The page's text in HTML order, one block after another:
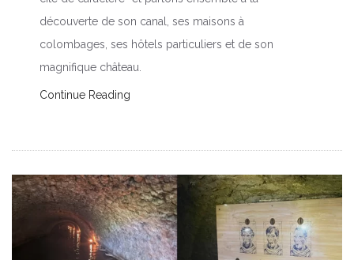
découverte de son canal, ses maisons à
colombages, ses hôtels particuliers et de son
magnifique château.
Continue Reading